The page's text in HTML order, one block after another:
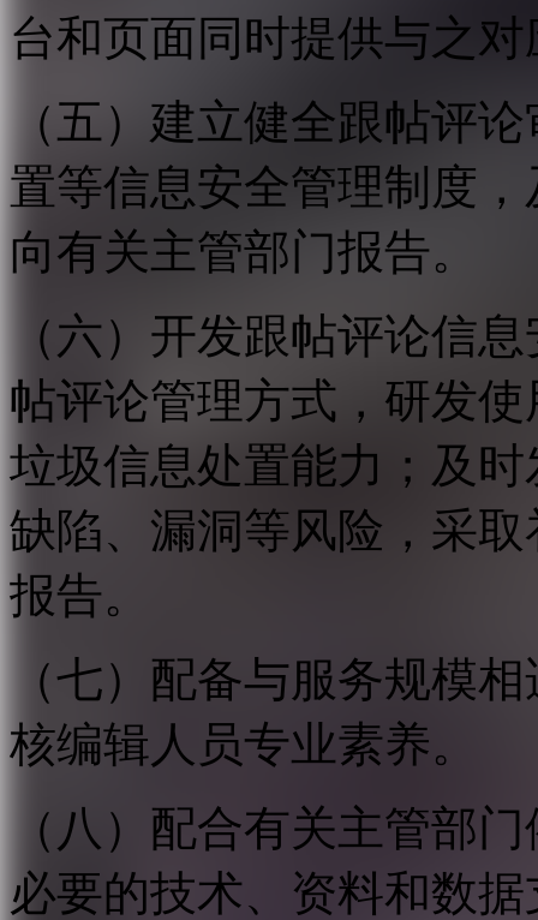
台和页面同时提供与之
（五）建立健全跟帖评
置等信息安全管理制度
向有关主管部门报告。
（六）开发跟帖评论信
帖评论管理方式，研发
垃圾信息处置能力；及
缺陷、漏洞等风险，采
报告。
（七）配备与服务规模
核编辑人员专业素养。
（八）配合有关主管部
必要的技术、资料和数